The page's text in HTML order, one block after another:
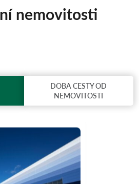
nemovitosti
DOBA CESTY OD
NEMOVITOSTI